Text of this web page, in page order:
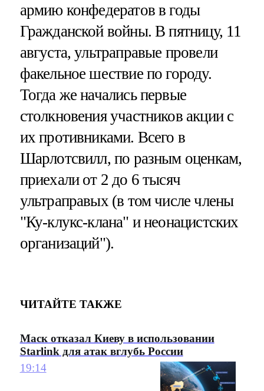
армию конфедератов в годы
Гражданской войны. В пятницу, 11
августа, ультраправые провели
факельное шествие по городу.
Тогда же начались первые
столкновения участников акции с
их противниками. Всего в
Шарлотсвилл, по разным оценкам,
приехали от 2 до 6 тысяч
ультраправых (в том числе члены
"Ку-клукс-клана" и неонацистских
организаций").
ЧИТАЙТЕ ТАКЖЕ
Маск отказал Киеву в использовании
Starlink для атак вглубь России
19:14